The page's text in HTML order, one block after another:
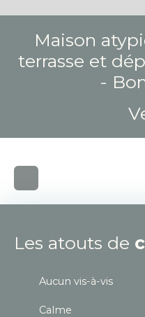
Maison
terrasse et
-
Les atouts de
Aucun vis-à-vis
Calme